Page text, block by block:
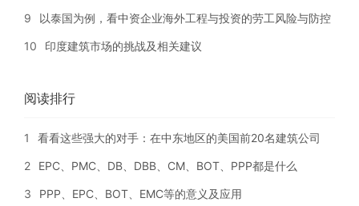
9 以泰国为例，看中资企业海外工程与投资的劳工风险与防控
10 印度建筑市场的挑战及相关建议
阅读排行
1 看看这些强大的对手：在中东地区的美国前20名建筑公司
2 EPC、PMC、DB、DBB、CM、BOT、PPP都是什么
3 PPP、EPC、BOT、EMC等的意义及应用